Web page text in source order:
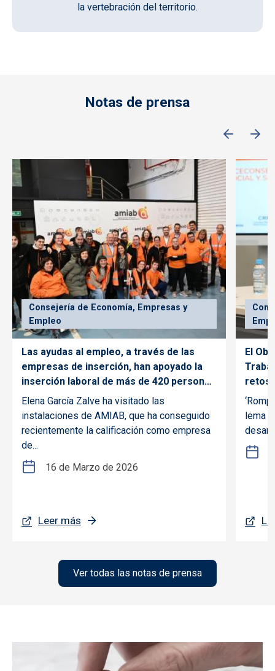
la vertebración del territorio.
Notas de prensa
Consejería de Economía, Empresas y
Empleo
Las ayudas al empleo, a través de las
empresas de inserción, han apoyado la
inserción laboral de más de 420 personas
en riesgo de exclusión social
Elena García Zalve ha visitado las
instalaciones de AMIAB, que ha conseguido
recientemente la calificación como empresa
de...
16 de Marzo de 2026
Leer más
El
retos
lema
Ver todas las notas de prensa